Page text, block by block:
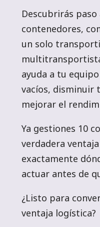
Descubrirás
contenedores,
un solo
ayuda a tu
vacíos, disminuir
mejorar el
Ya gestiones 10
verdadera
exactamente
actuar antes de
¿Listo para
ventaja logística?